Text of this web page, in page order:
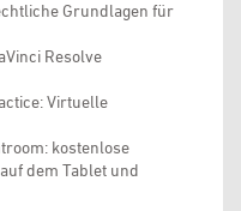
Grundlagen für
Resolve
Virtuelle
kostenlose
dem Tablet und